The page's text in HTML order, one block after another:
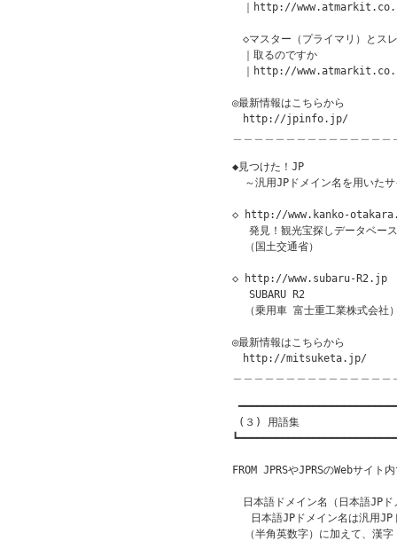
｜http://
◇マスター（プライマリ）とス
｜取るのですか
｜http://
◎最新情報はこちらから
http://jpinfo.jp/
◆見つけた！JP　　　　　　
～汎用JPドメイン名を用いた
◇ http://www.kanko-
発見！観光宝探しデータベース
  （国土交通省）
◇ http://www.subaru-R2.jp
SUBARU R2
（乗用車 富士重工業株式会社
◎最新情報はこちらから
http://mitsuketa.jp/
(３) 用語集
FROM JPRSやJPRSのWebサイ
日本語ドメイン名（日本語JP
日本語JPドメイン名は汎用JP
（半角英数字）に加えて、漢